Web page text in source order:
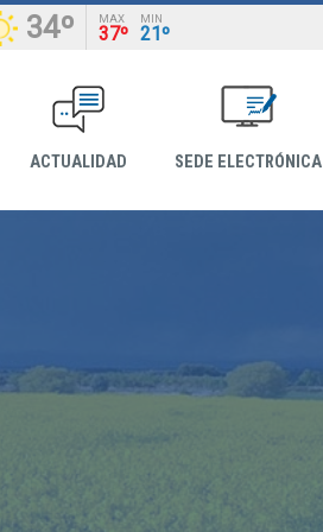
34º MAX
37º
MIN
21º
ACTUALIDAD SEDE ELECTRÓNICA